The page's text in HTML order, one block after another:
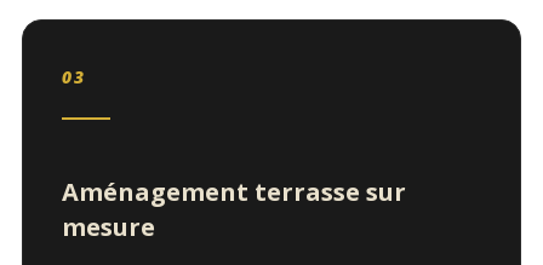
03
Aménagement terrasse sur
mesure